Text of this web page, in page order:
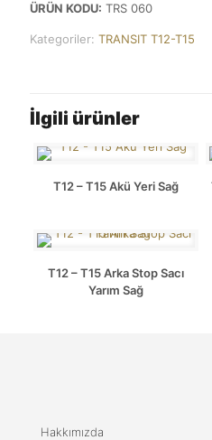
ÜRÜN KODU: TRS 060
Kategoriler: TRANSIT T12-T15
İlgili ürünler
T12 – T15 Akü Yeri Sağ
T12 – T15 Arka Stop Sacı
Yarım Sağ
Hakkımızda